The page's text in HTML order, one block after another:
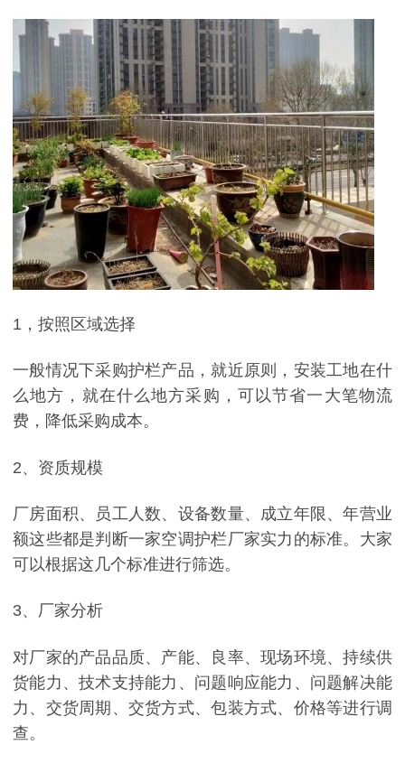
1，按照区域选择
一般情况下采购护栏产品，就近原则，安装工地在什
么地方，就在什么地方采购，可以节省一大笔物流
费，降低采购成本。
2、资质规模
厂房面积、员工人数、设备数量、成立年限、年营业
额这些都是判断一家空调护栏厂家实力的标准。大家
可以根据这几个标准进行筛选。
3、厂家分析
对厂家的产品品质、产能、良率、现场环境、持续供
货能力、技术支持能力、问题响应能力、问题解决能
力、交货周期、交货方式、包装方式、价格等进行调
查。